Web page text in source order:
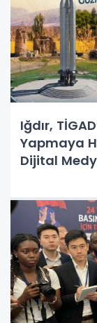
Iğdır,
Yapmaya
Dijital